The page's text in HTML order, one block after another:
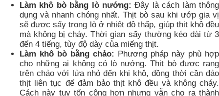
Làm khô bò bằng lò nướng: Đây là cách làm thông
dụng và nhanh chóng nhất. Thịt bò sau khi ướp gia vị
sẽ được sấy trong lò ở nhiệt độ thấp, giúp thịt khô đều
mà không bị cháy. Thời gian sấy thường kéo dài từ 3
đến 4 tiếng, tùy độ dày của miếng thịt.
Làm khô bò bằng chảo: Phương pháp này phù hợp
cho những ai không có lò nướng. Thịt bò được rang
trên chảo với lửa nhỏ đến khi khô, đồng thời cần đảo
thịt liên tục để đảm bảo thịt khô đều và không cháy.
Cách này tuy tốn công hơn nhưng vẫn cho ra thành